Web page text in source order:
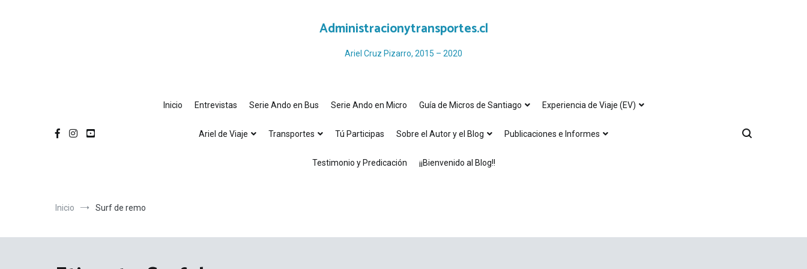
Administracionytransportes.cl
Ariel Cruz Pizarro, 2015 – 2020
Inicio Entrevistas Serie Ando en Bus Serie Ando en Micro Guía de Micros de Santiago Experiencia de Viaje (EV)
Ariel de Viaje Transportes Tú Participas Sobre el Autor y el Blog Publicaciones e Informes
Testimonio y Predicación ¡¡Bienvenido al Blog!!
Inicio Surf de remo